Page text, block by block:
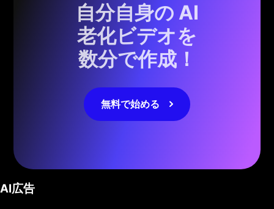
自分自身の AI
老化ビデオを
数分で作成！
無料で始める
AI広告